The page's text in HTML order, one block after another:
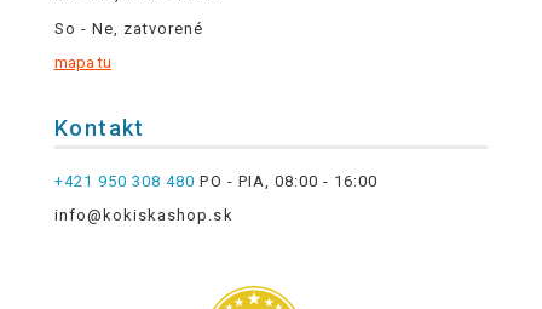
So - Ne, zatvorené
mapa tu
Kontakt
+421 950 308 480 PO - PIA, 08:00 - 16:00
info@kokiskashop.sk